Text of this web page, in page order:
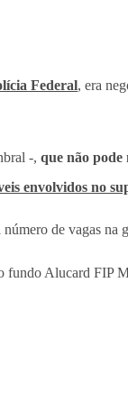
Federal, era
-, que não pode
envolvidos no
de vagas na
fundo Alucard FIP